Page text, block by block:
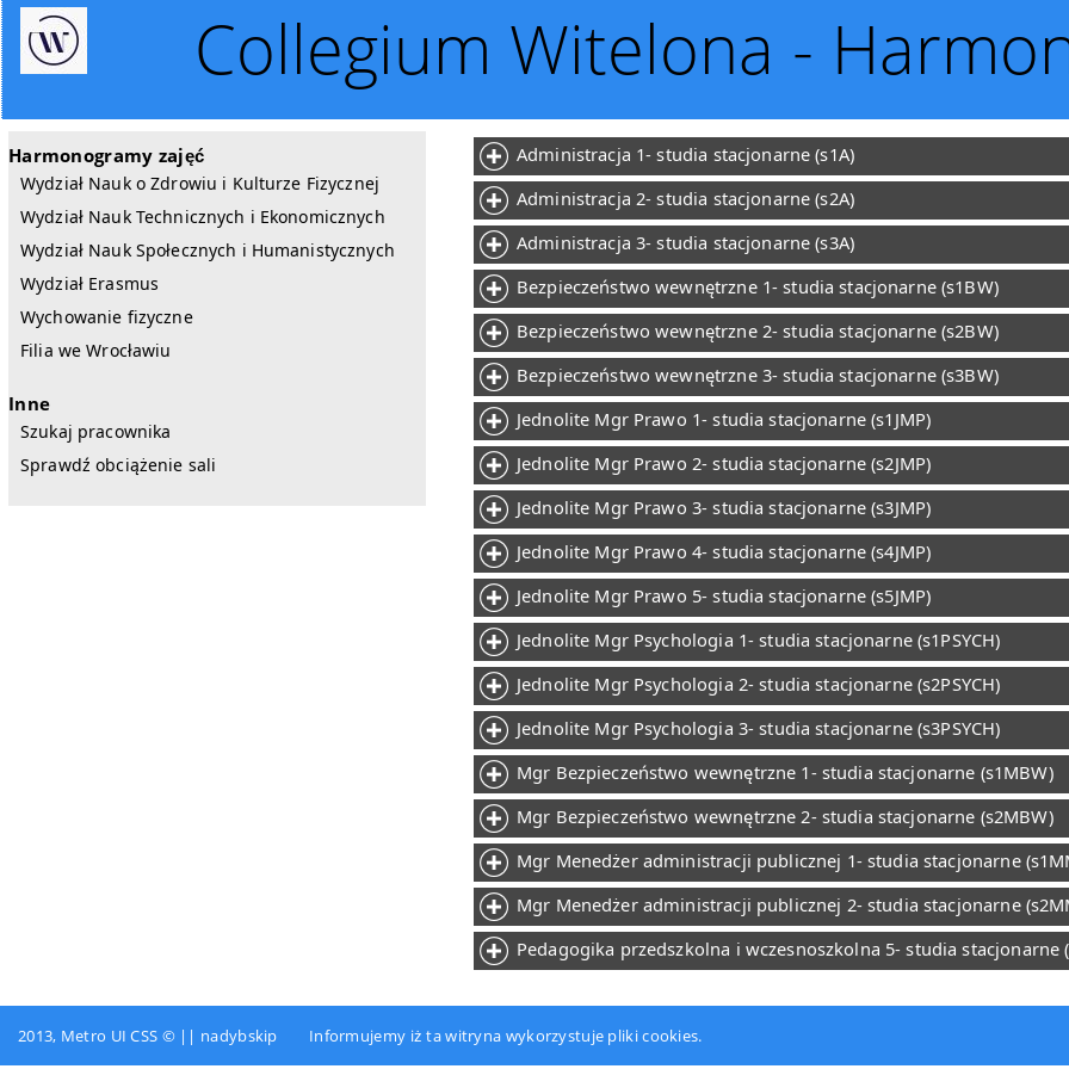
Collegium Witelona -
Harmonogramy zajęć
Wydział Nauk o Zdrowiu i Kulturze Fizycznej
Wydział Nauk Technicznych i Ekonomicznych
Wydział Nauk Społecznych i Humanistycznych
Wydział Erasmus
Wychowanie fizyczne
Filia we Wrocławiu
Inne
Szukaj pracownika
Sprawdź obciążenie sali
Administracja 1- studia stacjonarne (s1A)
Administracja 2- studia stacjonarne (s2A)
Administracja 3- studia stacjonarne (s3A)
Bezpieczeństwo wewnętrzne 1- studia stacjonarne (s1BW)
Bezpieczeństwo wewnętrzne 2- studia stacjonarne (s2BW)
Bezpieczeństwo wewnętrzne 3- studia stacjonarne (s3BW)
Jednolite Mgr Prawo 1- studia stacjonarne (s1JMP)
Jednolite Mgr Prawo 2- studia stacjonarne (s2JMP)
Jednolite Mgr Prawo 3- studia stacjonarne (s3JMP)
Jednolite Mgr Prawo 4- studia stacjonarne (s4JMP)
Jednolite Mgr Prawo 5- studia stacjonarne (s5JMP)
Jednolite Mgr Psychologia 1- studia stacjonarne (s1PSYCH)
Jednolite Mgr Psychologia 2- studia stacjonarne (s2PSYCH)
Jednolite Mgr Psychologia 3- studia stacjonarne (s3PSYCH)
Mgr Bezpieczeństwo wewnętrzne 1- studia stacjonarne (s1MBW)
Mgr Bezpieczeństwo wewnętrzne 2- studia stacjonarne (s2MBW)
Mgr Menedżer administracji publicznej 1- studia stacjonarne
Mgr Menedżer administracji publicznej 2- studia stacjonarne
Pedagogika przedszkolna i wczesnoszkolna 5- studia stacjonarne
2013, Metro UI CSS © || nadybskip Informujemy iż ta witryna wykorzystuje pliki cookies.